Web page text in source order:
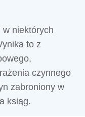
w niektórych
to z
czynnego
zabroniony w
ksiąg.